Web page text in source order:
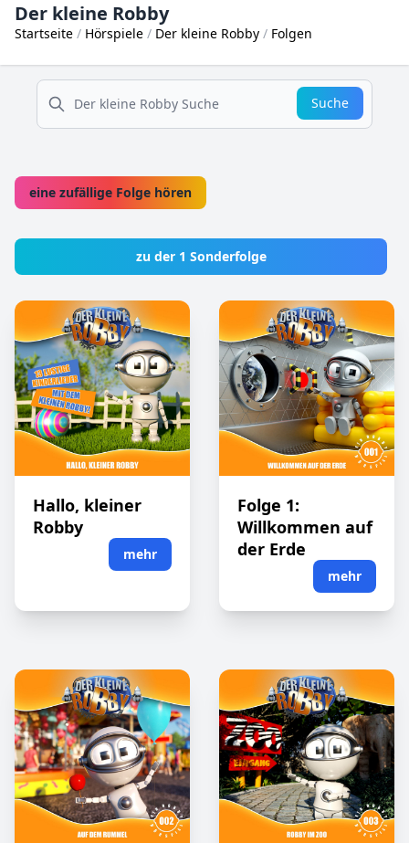
Der kleine Robby
Startseite Hörspiele Der kleine Robby Folgen
suche
Suche
eine zufällige Folge hören
zu der 1 Sonderfolge
Hallo, kleiner
Robby
mehr
Folge 1:
Willkommen auf
der Erde
mehr